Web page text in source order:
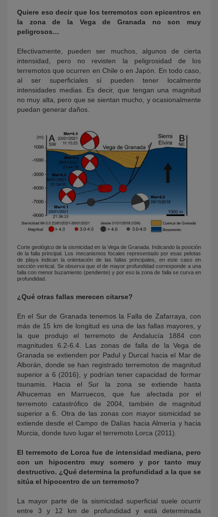
Quiere eso decir que los terremotos con epicentros en
la zona de la Vega de Granada no son muy
peligrosos…
Efectivamente, pueden ser muchos, algunos de cierta
intensidad, pero no revisten la peligrosidad de los
terremotos que ocurren en Chile o en Japón. En todo caso,
al ser superficiales sí pueden tener localmente
intensidades medias. Es decir, que tengan una magnitud
no muy alta, pero que se sientan mucho, y ocasionalmente
puedan generar daños.
Corte geológico de la sismicidad en la Vega de Granada. Indicando la posición
de la falla principal. Los mecanismos focales representado por esas pelotas
de playa indican la orientación de las fallas principales, en este caso en
sección vertical. Se observa que el de mayor profundidad corresponde a una
falla con menor buzamiento (pendiente) y por eso la zona de falla se curva en
profundidad.
¿Qué otras fallas merecen citarse?
En el Sur de Granada tenemos la Falla de Zafarraya, con
más de 15 km de longitud es una de las fallas mayores, y
la que produjo el terremoto de Andalucía 1884 con
magnitudes 6.2-6.4. Las zonas de falla de la Vega de
Granada se extienden por Padul y Durcal hacia el Mar de
Alborán, donde se han registrado terremotos de magnitud
superior a 6 (2016), y podrían tener capacidad de formar
tsunamis. Hacia el Sur la zona se extiende hasta
Alhucemas en Marruecos, que fue afectada por el
terremoto catastrófico de 2004, también de magnitud
superior a 6. Otra de las zonas con mayor sismicidad se
extiende desde el Campo de Dalías hacia Almería y hacia
Murcia, donde tuvo lugar el terremoto Lorca (2011).
El terremoto de Lorca fue de intensidad mediana, pero
con un hipocentro muy somero y por tanto muy
destructivo. ¿Qué determina la profundidad a la que se
sitúa el hipocentro de un terremoto?
La mayor parte de la sismicidad superficial suele ocurrir
entre 3 y 12 km de profundidad y está determinada